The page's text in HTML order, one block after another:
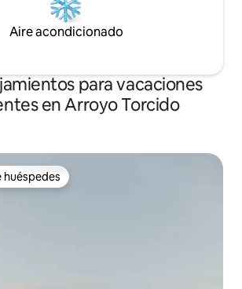
Aire acondicionado
para vacaciones
en Arroyo Torcido
preferido
huéspedes